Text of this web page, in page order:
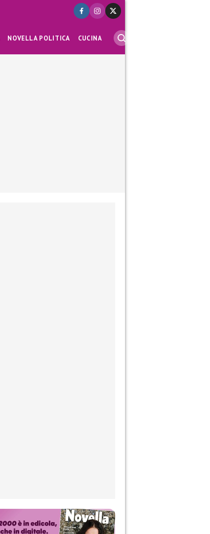
NOVELLA POLITICA CUCINA